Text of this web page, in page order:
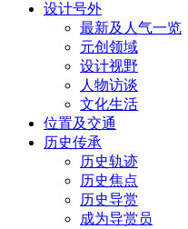
设计号外
最新及人气一览
元创领域
设计视野
人物访谈
文化生活
位置及交通
历史传承
历史轨迹
历史焦点
历史导赏
成为导赏员